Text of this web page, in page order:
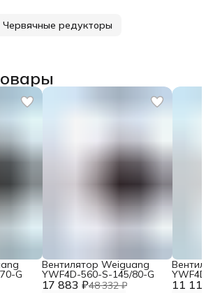
Червячные редукторы
G
17 883 ₽48 332 ₽
Вентилятор Weiguang
YWF4D-560-S-145/80-G
11 117